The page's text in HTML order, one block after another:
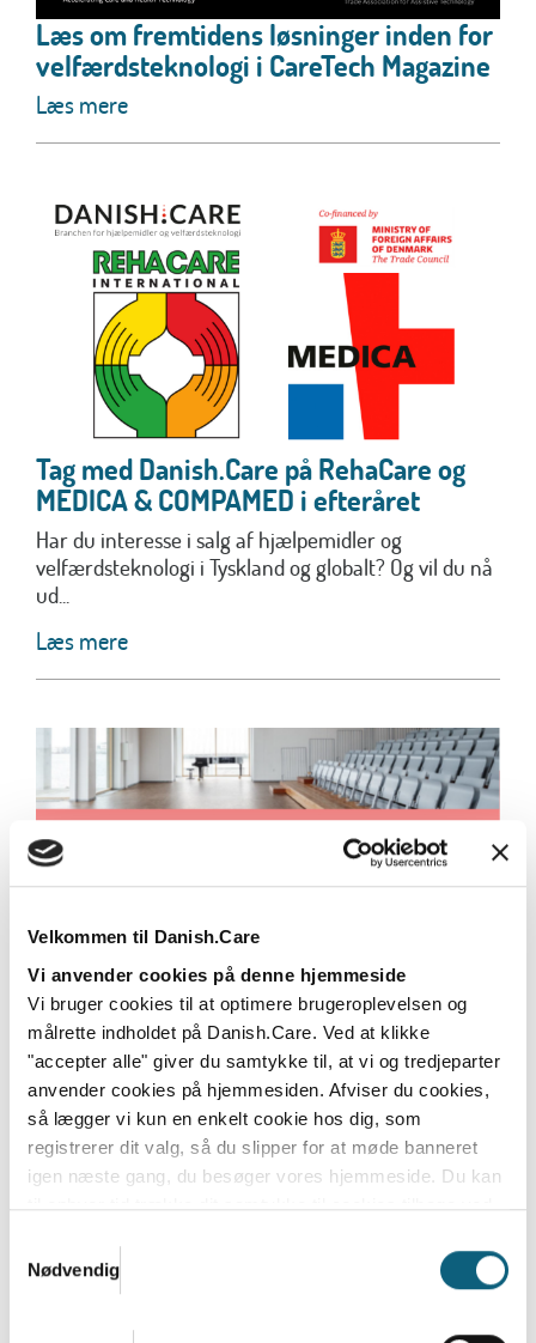
Velkommen til Danish.Care
Vi anvender cookies på denne hjemmeside
Vi bruger cookies til at optimere brugeroplevelsen og
målrette indholdet på Danish.Care. Ved at klikke
"accepter alle" giver du samtykke til, at vi og tredjeparter
anvender cookies på hjemmesiden. Afviser du cookies,
så lægger vi kun en enkelt cookie hos dig, som
registrerer dit valg, så du slipper for at møde banneret
igen næste gang, du besøger vores hjemmeside. Du kan
til enhver tid trække dit samtykke til cookies tilbage ved
Danish.Cares privatlivs- og cookiepolitik
Nødvendig
Læs om fremtidens løsninger inden for
velfærdsteknologi i CareTech Magazine
Læs mere
Tag med Danish.Care på RehaCare og
MEDICA & COMPAMED i efteråret
Har du interesse i salg af hjælpemidler og
velfærdsteknologi i Tyskland og globalt? Og vil du nå
ud...
Læs mere
Danish.Care Nyt 28. april 2025
Læs mere